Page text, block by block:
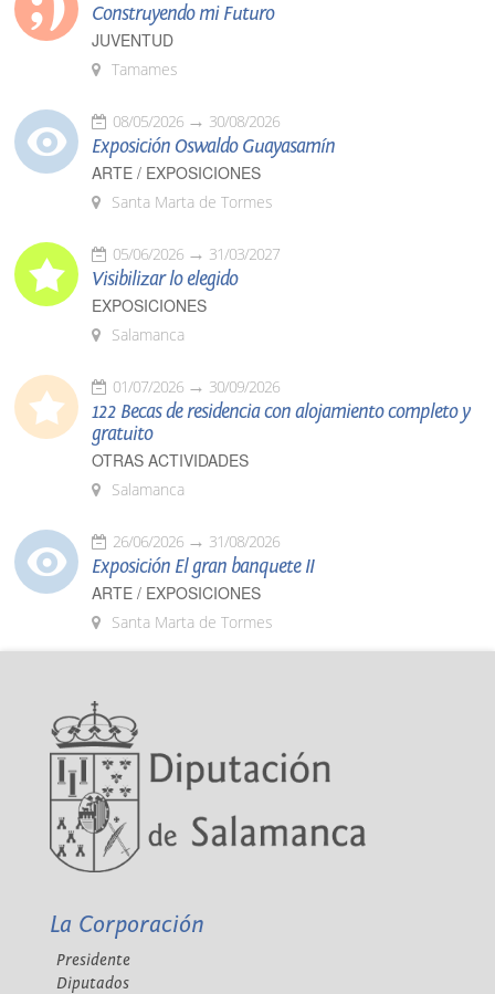
Construyendo mi Futuro
JUVENTUD
Tamames
08/05/2026 30/08/2026
Exposición Oswaldo Guayasamín
ARTE / EXPOSICIONES
Santa Marta de Tormes
05/06/2026 31/03/2027
Visibilizar lo elegido
EXPOSICIONES
Salamanca
01/07/2026 30/09/2026
122 Becas de residencia con alojamiento completo y
gratuito
OTRAS ACTIVIDADES
Salamanca
26/06/2026 31/08/2026
Exposición El gran banquete II
ARTE / EXPOSICIONES
Santa Marta de Tormes
La Corporación
Presidente
Diputados